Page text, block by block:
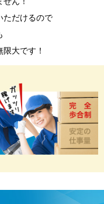
ただけるので
大です！